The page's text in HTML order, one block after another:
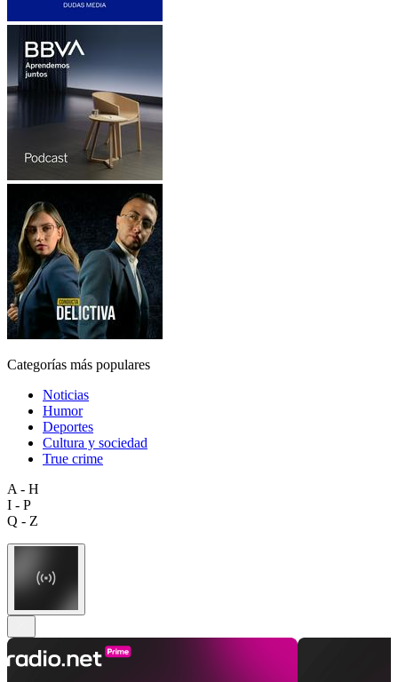
Categorías más populares
Noticias
Humor
Deportes
Cultura y sociedad
True crime
A - H
I - P
Q - Z